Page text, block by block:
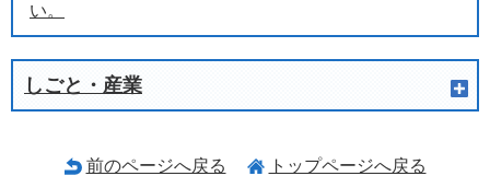
い。
しごと・産業
前のページへ戻る トップページへ戻る